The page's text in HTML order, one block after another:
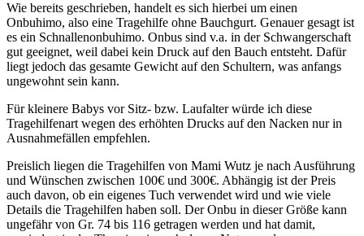
Wie bereits geschrieben, handelt es sich hierbei um einen
Onbuhimo, also eine Tragehilfe ohne Bauchgurt. Genauer gesagt ist
es ein Schnallenonbuhimo. Onbus sind v.a. in der Schwangerschaft
gut geeignet, weil dabei kein Druck auf den Bauch entsteht. Dafür
liegt jedoch das gesamte Gewicht auf den Schultern, was anfangs
ungewohnt sein kann.
Für kleinere Babys vor Sitz- bzw. Laufalter würde ich diese
Tragehilfenart wegen des erhöhten Drucks auf den Nacken nur in
Ausnahmefällen empfehlen.
Preislich liegen die Tragehilfen von Mami Wutz je nach Ausführung
und Wünschen zwischen 100€ und 300€. Abhängig ist der Preis
auch davon, ob ein eigenes Tuch verwendet wird und wie viele
Details die Tragehilfen haben soll. Der Onbu in dieser Größe kann
ungefähr von Gr. 74 bis 116 getragen werden und hat damit,